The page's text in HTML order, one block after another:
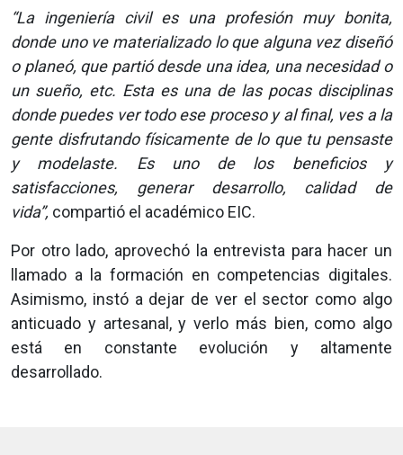
“La ingeniería civil es una profesión muy bonita,
donde uno ve materializado lo que alguna vez diseñó
o planeó, que partió desde una idea, una necesidad o
un sueño, etc. Esta es una de las pocas disciplinas
donde puedes ver todo ese proceso y al final, ves a la
gente disfrutando físicamente de lo que tu pensaste
y modelaste. Es uno de los beneficios y
satisfacciones, generar desarrollo, calidad de
vida”, compartió el académico EIC.
Por otro lado, aprovechó la entrevista para hacer un
llamado a la formación en competencias digitales.
Asimismo, instó a dejar de ver el sector como algo
anticuado y artesanal, y verlo más bien, como algo
está en constante evolución y altamente
desarrollado.